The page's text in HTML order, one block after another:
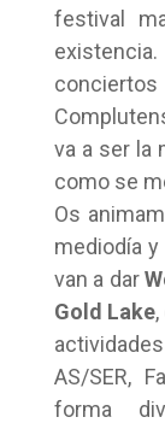
festival
va a ser la
como se
Os
mediodía
van a dar
Gold Lake
AS/SER,
forma